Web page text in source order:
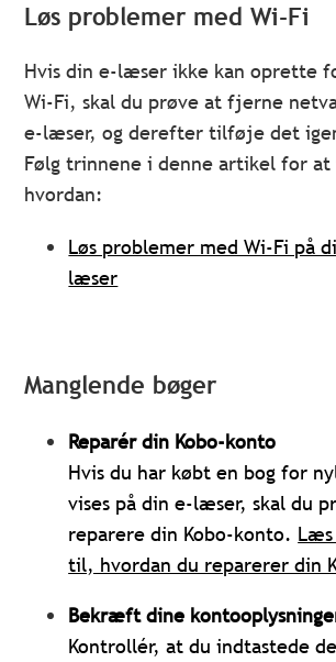
Løs problemer med Wi-Fi
Hvis din e-læser ikke kan oprette
Wi-Fi, skal du prøve at fjerne
e-læser, og derefter tilføje det
Følg trinnene i denne artikel for
hvordan:
Løs problemer med Wi-Fi på
læser
Manglende bøger
Reparér din Kobo-konto
Hvis du har købt en bog for
vises på din e-læser, skal du
reparere din Kobo-konto. Læs
til, hvordan du reparerer din
Bekræft dine
Kontrollér, at du indtastede